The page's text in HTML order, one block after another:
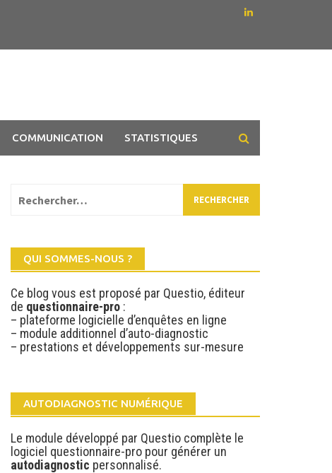
COMMUNICATION STATISTIQUES
QUI SOMMES-NOUS ?
Ce blog vous est proposé par Questio, éditeur
de questionnaire-pro:
– plateforme logicielle d’enquêtes en ligne
– module additionnel d’auto-diagnostic
– prestations et développements sur-mesure
AUTODIAGNOSTIC NUMÉRIQUE
Le module développé par Questio complète le
logiciel questionnaire-pro pour générer un
autodiagnostic personnalisé.